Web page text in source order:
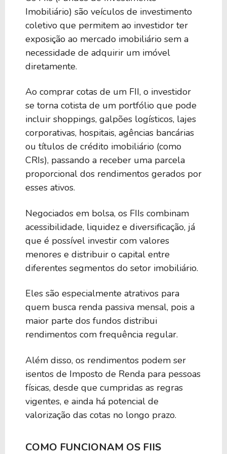
Imobiliário) são veículos de investimento
coletivo que permitem ao investidor ter
exposição ao mercado imobiliário sem a
necessidade de adquirir um imóvel
diretamente.
Ao comprar cotas de um FII, o investidor
se torna cotista de um portfólio que pode
incluir shoppings, galpões logísticos, lajes
corporativas, hospitais, agências bancárias
ou títulos de crédito imobiliário (como
CRIs), passando a receber uma parcela
proporcional dos rendimentos gerados por
esses ativos.
Negociados em bolsa, os FIIs combinam
acessibilidade, liquidez e diversificação, já
que é possível investir com valores
menores e distribuir o capital entre
diferentes segmentos do setor imobiliário.
Eles são especialmente atrativos para
quem busca renda passiva mensal, pois a
maior parte dos fundos distribui
rendimentos com frequência regular.
Além disso, os rendimentos podem ser
isentos de Imposto de Renda para pessoas
físicas, desde que cumpridas as regras
vigentes, e ainda há potencial de
valorização das cotas no longo prazo.
COMO FUNCIONAM OS FIIS